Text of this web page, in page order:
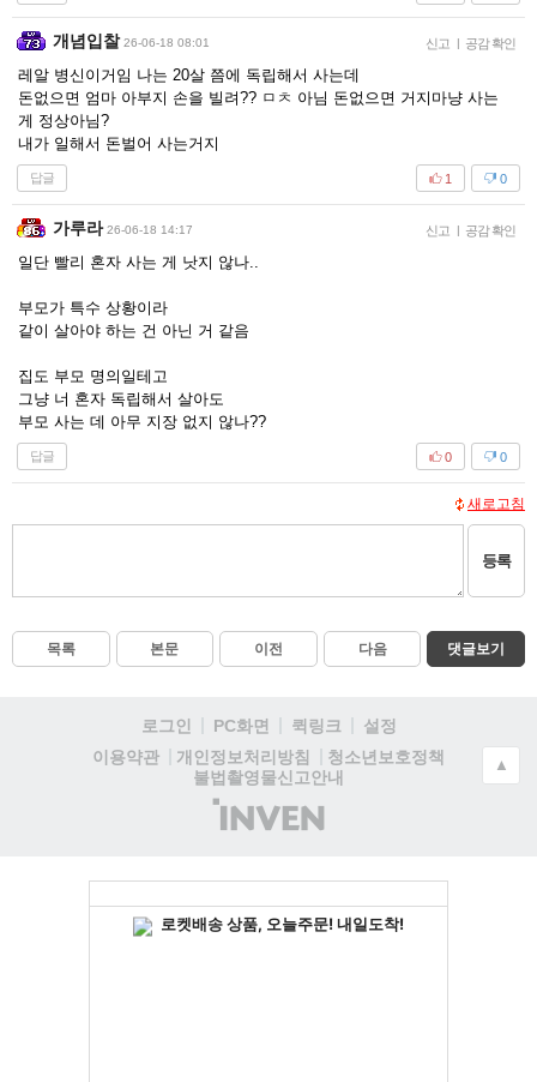
개념입찰 26-06-18 08:01 신고 | 공감 확인
레알 병신이거임 나는 20살 쯤에 독립해서 사는데
돈없으면 엄마 아부지 손을 빌려?? ㅁㅊ 아님 돈없으면 거지마냥 사는
게 정상아님?
내가 일해서 돈벌어 사는거지
답글 0
1
가루라 26-06-18 14:17 신고 | 공감 확인
일단 빨리 혼자 사는 게 낫지 않나..
부모가 특수 상황이라
같이 살아야 하는 건 아닌 거 같음
집도 부모 명의일테고
그냥 너 혼자 독립해서 살아도
부모 사는 데 아무 지장 없지 않나??
답글 0
0
새로고침
등록
목록 본문 이전 다음 댓글보기
로그인 PC화면 퀵링크
설정
이용약관
개인정보처리방침
청소년보호정책
불법촬영물신고안내
(주)
인
▲